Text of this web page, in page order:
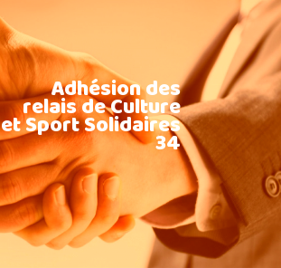
Adhésion des
relais de Culture
et Sport Solidaires
34